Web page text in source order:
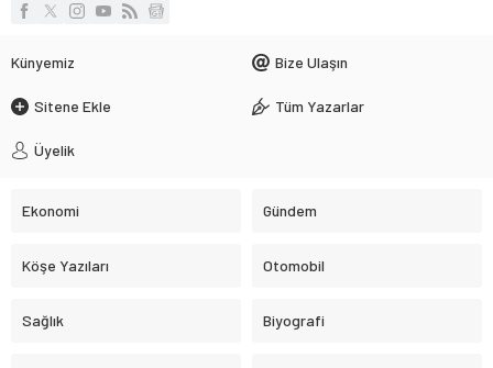
Künyemiz Bize Ulaşın
Sitene Ekle Tüm Yazarlar
Üyelik
Ekonomi Gündem
Köşe Yazıları Otomobil
Sağlık Biyografi